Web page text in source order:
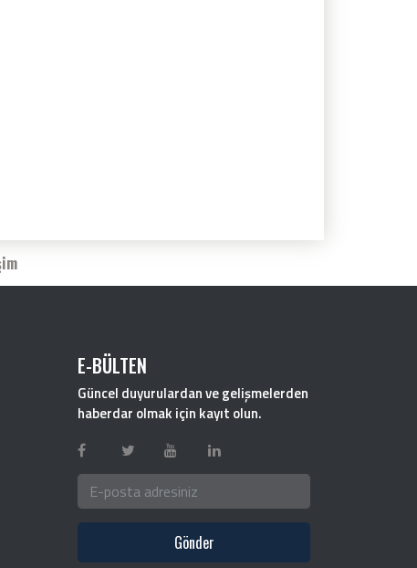
E-BÜLTEN
Güncel duyurulardan ve gelişmelerden
haberdar olmak için kayıt olun.
Gönder